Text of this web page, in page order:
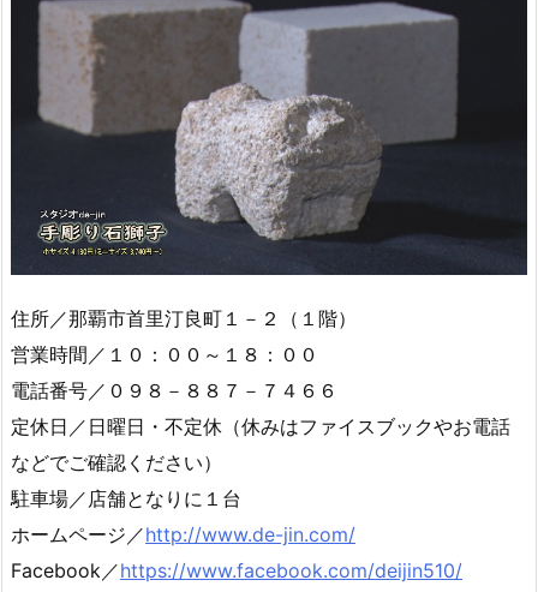
住所／那覇市首里汀良町１－２（１階）
営業時間／１０：００～１８：００
電話番号／０９８－８８７－７４６６
定休日／日曜日・不定休（休みはファイスブックやお電話
などでご確認ください）
駐車場／店舗となりに１台
ホームページ／http://www.de-jin.com/
Facebook／https://www.facebook.com/deijin510/